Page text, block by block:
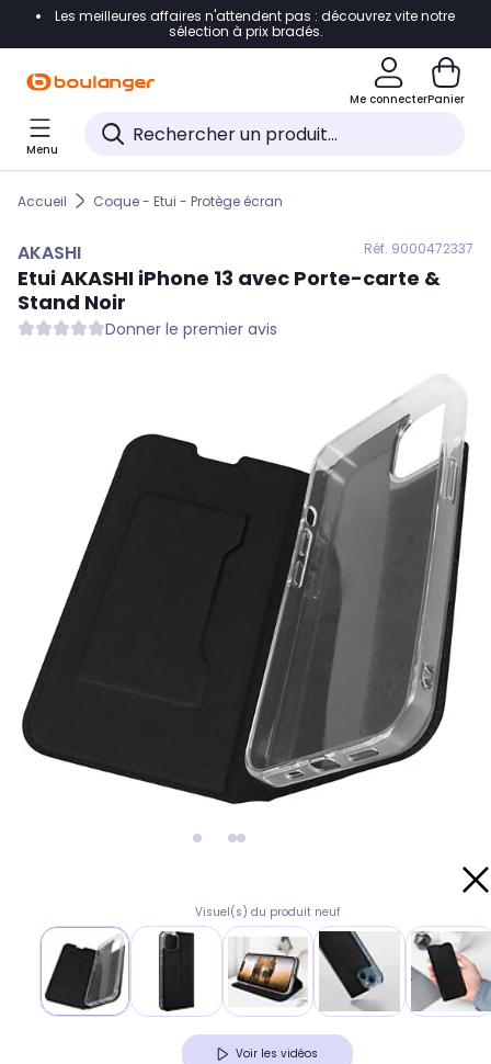
Accéder directement à la navigation
Accéder directement au pied de page
Accéder directement au chatbot
Les meilleures affaires n'attendent pas : découvrez vite notre
sélection à prix bradés.
Me connecterPanier
Menu
Accueil Coque - Etui - Protège écran
AKASHI Réf. 9000472337
EtuiAKASHI iPhone 13 avec Porte-carte &
Stand Noir
Donner le premier avis
Visuel(s) du produit neuf
Voir les vidéos